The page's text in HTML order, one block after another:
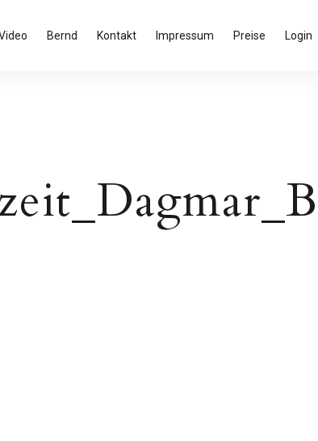
Bernd Kontakt Impressum Preise Login